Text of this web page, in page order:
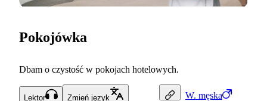
W. męska
Pokojówka
Dbam o czystość w pokojach hotelowych.
Lektor Zmień język